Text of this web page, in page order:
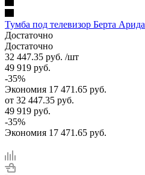
Тумба под телевизор Берта Арида
Достаточно
Достаточно
32 447.35 руб. /шт
49 919 руб.
-35%
Экономия 17 471.65 руб.
от 32 447.35 руб.
49 919 руб.
-35%
Экономия 17 471.65 руб.